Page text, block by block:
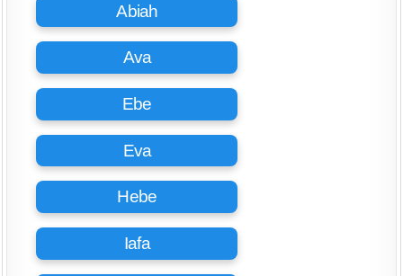
Abiah
Ava
Ebe
Eva
Hebe
Iafa